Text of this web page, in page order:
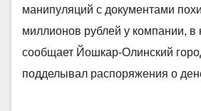
манипуляций с документами
миллионов рублей у компании, в
сообщает Йошкар-Олинский
подделывал распоряжения о